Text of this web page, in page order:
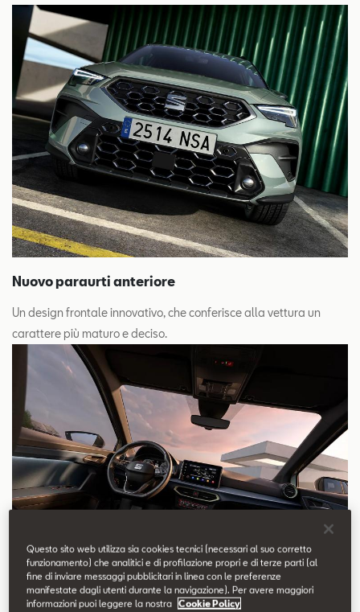
Nuovo paraurti anteriore
Un design frontale innovativo, che conferisce alla vettura un
carattere più maturo e deciso.
Questo sito web utilizza sia cookies tecnici (necessari al suo corretto
funzionamento) che analitici e di profilazione propri e di terze parti (al
fine di inviare messaggi pubblicitari in linea con le preferenze
manifestate dagli utenti durante la navigazione). Per avere maggiori
informazioni puoi leggere la nostra
Cookie Policy